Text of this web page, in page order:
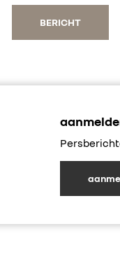
BERICHT